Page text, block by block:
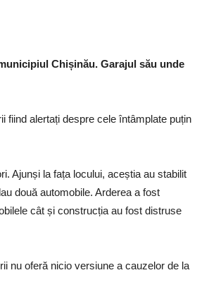
Chișinău. Garajul său unde
fiind alertați despre cele întâmplate puțin
Ajunși la fața locului, aceștia au stabilit
două automobile. Arderea a fost
cât și construcția au fost distruse
nu oferă nicio versiune a cauzelor de la